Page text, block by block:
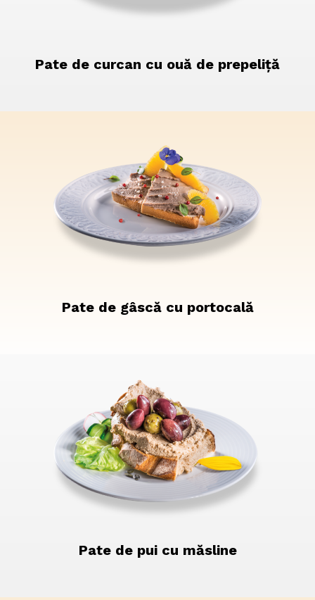
Pate de curcan cu ouă de prepeliță
Pate de gâscă cu portocală
Pate de pui cu măsline